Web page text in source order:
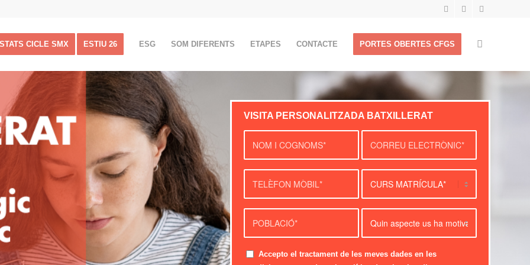
CICLE SMX ESTIU 26 ESG SOM DIFERENTS ETAPES CONTACTE PORTES OBERTES CFGS
VISITA PERSONALITZADA BATXILLERAT
Accepto el tractament de les meves dades en les